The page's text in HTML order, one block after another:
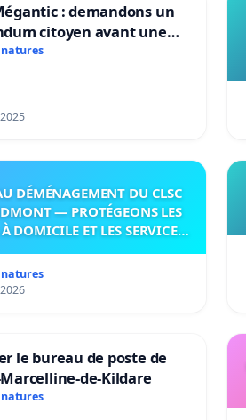
: demandons un
citoyen avant une
irréversible de
DÉMÉNAGEMENT DU CLSC
— PROTÉGEONS LES
DOMICILE ET LES SERVICES
le bureau de poste de
de-Kildare